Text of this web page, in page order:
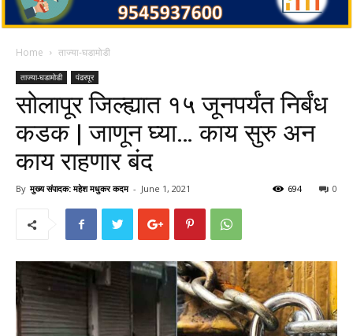
Home ताज्या-घडामोडी
ताज्या-घडामोडी पंढरपूर
सोलापूर जिल्ह्यात १५ जूनपर्यंत निर्बंध
कडक | जाणून घ्या… काय सुरु अन
काय राहणार बंद
By मुख्य संपादक: महेश मधुकर कदम - June 1, 2021 0
694